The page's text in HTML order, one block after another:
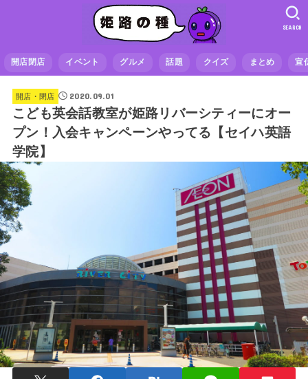
開店閉店 イベント グルメ 話題 クイズ まとめ 宣
SEARCH
開店・閉店 2020.09.01
こども英会話教室が姫路リバーシティーにオー
プン！入会キャンペーンやってる【セイハ英語
学院】